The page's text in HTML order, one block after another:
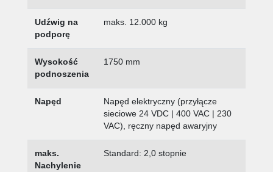
Udźwig na
podporę
maks. 12.000 kg
Wysokość
podnoszenia
1750 mm
Napęd
Napęd elektryczny (przyłącze
sieciowe 24 VDC | 400 VAC | 230
VAC), ręczny napęd awaryjny
maks.
Nachylenie
Standard: 2,0 stopnie